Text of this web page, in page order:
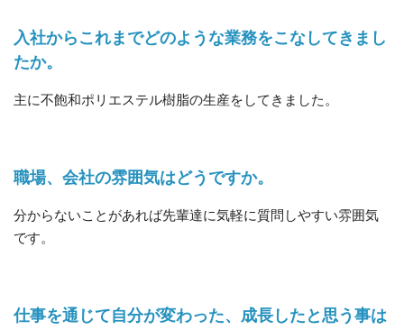
入社からこれまでどのような業務をこなしてきまし
たか。
主に不飽和ポリエステル樹脂の生産をしてきました。
職場、会社の雰囲気はどうですか。
分からないことがあれば先輩達に気軽に質問しやすい雰囲気
です。
仕事を通じて自分が変わった、成長したと思う事は